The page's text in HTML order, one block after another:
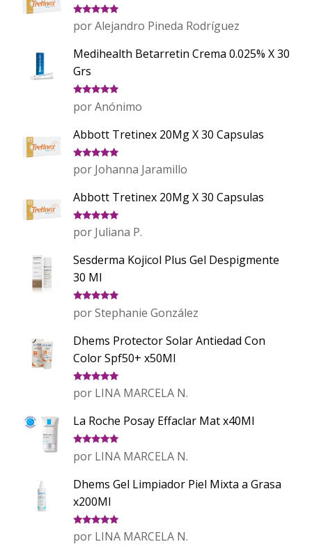
Valorado
con
de 5
por Alejandro Pineda Rodríguez
Medihealth Betarretin Crema 0.025% X 30
Grs
Valorado
con
de 5
por Anónimo
Abbott Tretinex 20Mg X 30 Capsulas
Valorado
con 5de 5
por Johanna Jaramillo
Abbott Tretinex 20Mg X 30 Capsulas
Valorado
con 5de 5
por Juliana P.
Sesderma Kojicol Plus Gel Despigmente
30 Ml
Valorado
con
de 5
por Stephanie González
Dhems Protector Solar Antiedad Con
Color Spf50+ x50Ml
Valorado
con
de 5
por LINA MARCELA N.
La Roche Posay Effaclar Mat x40Ml
Valorado
con
de 5
por LINA MARCELA N.
Dhems Gel Limpiador Piel Mixta a Grasa
x200Ml
Valorado
con
de 5
por LINA MARCELA N.